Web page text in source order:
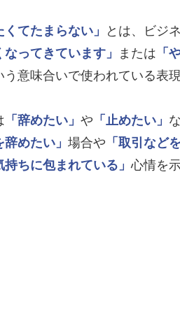
くてたまらない」 とは、ビジ
ってきています」
または 「
う意味合いで使われている表現
「辞めたい」 や 「止めたい」
辞めたい」 場合や 「取引など
持ちに包まれている」心情を